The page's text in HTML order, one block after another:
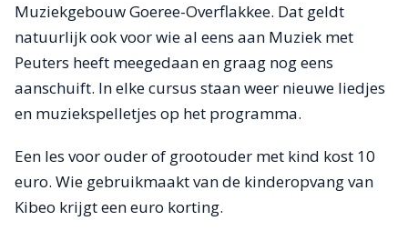
Muziekgebouw Goeree-Overflakkee. Dat geldt
natuurlijk ook voor wie al eens aan Muziek met
Peuters heeft meegedaan en graag nog eens
aanschuift. In elke cursus staan weer nieuwe liedjes
en muziekspelletjes op het programma.
Een les voor ouder of grootouder met kind kost 10
euro. Wie gebruikmaakt van de kinderopvang van
Kibeo krijgt een euro korting.